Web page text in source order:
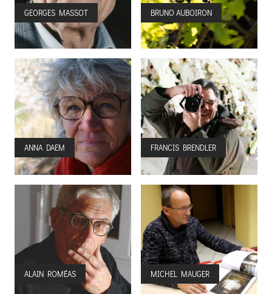
GEORGES MASSOT BRUNO AUBOIRON
ANNA DAEM FRANCIS BRENDLER
ALAIN ROMÉAS MICHEL MAUGER